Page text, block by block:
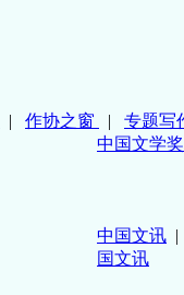
| 作协之窗 | 专题写
中国文学奖
中国文讯
国文讯